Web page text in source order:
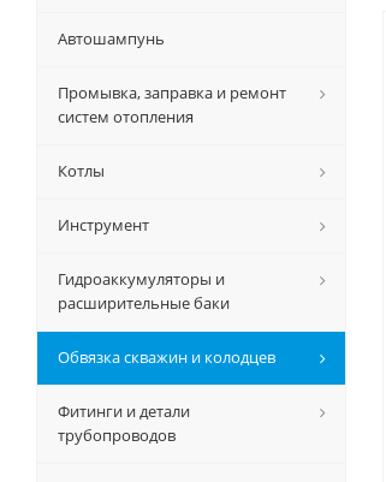
Автошампунь
Промывка, заправка и ремонт
систем отопления
Котлы
Инструмент
Гидроаккумуляторы и
расширительные баки
Обвязка скважин и колодцев
Фитинги и детали
трубопроводов